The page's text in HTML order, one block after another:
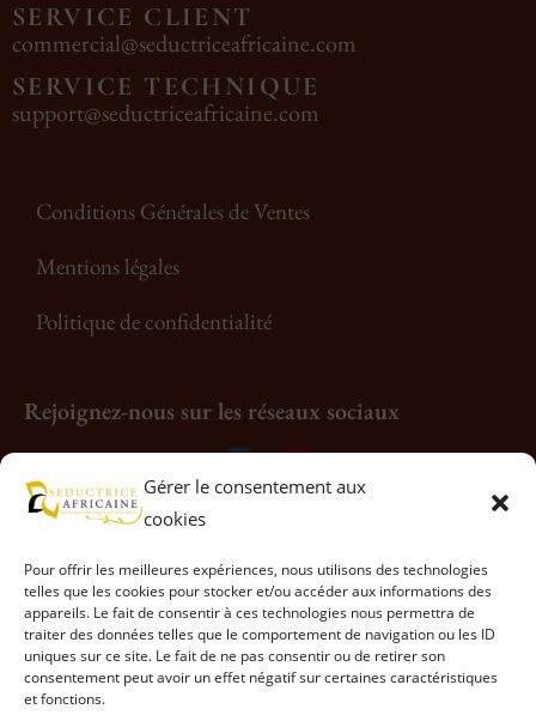
Gérer le consentement aux
cookies
Pour offrir les meilleures expériences, nous utilisons des technologies
telles que les cookies pour stocker et/ou accéder aux informations des
appareils. Le fait de consentir à ces technologies nous permettra de
traiter des données telles que le comportement de navigation ou les ID
uniques sur ce site. Le fait de ne pas consentir ou de retirer son
consentement peut avoir un effet négatif sur certaines caractéristiques
et fonctions.
SERVICE CLIENT
commercial@seductriceafricaine.com
SERVICE TECHNIQUE
support@seductriceafricaine.com
Conditions Générales de Ventes
Mentions légales
Politique de confidentialité
Rejoignez-nous sur les réseaux sociaux